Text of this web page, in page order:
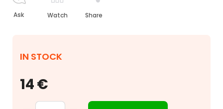
14 €
IN STOCK
Ask Watch Share